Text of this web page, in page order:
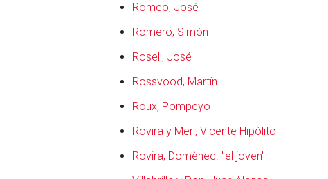
Romeo, José
Romero, Simón
Rosell, José
Rossvood, Martín
Roux, Pompeyo
Rovira y Meri, Vicente Hipólito
Rovira, Domènec. "el joven"